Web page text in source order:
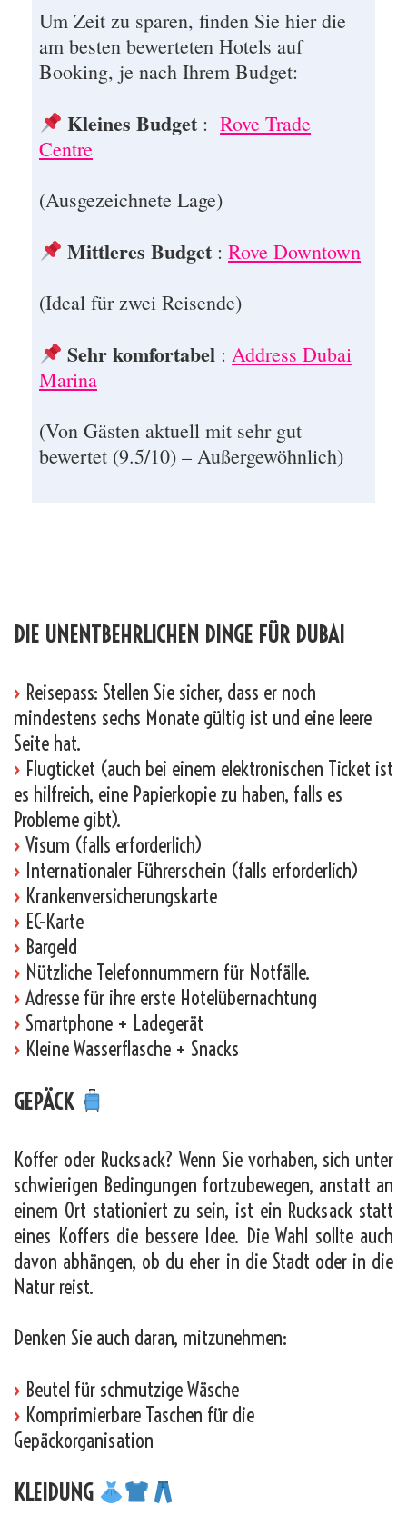
Um Zeit zu sparen, finden Sie hier die
am besten bewerteten Hotels auf
Booking, je nach Ihrem Budget:
Kleines Budget :Rove Trade
Centre
(Ausgezeichnete Lage)
Mittleres Budget :Rove Downtown
(Ideal für zwei Reisende)
Sehr komfortabel :Address Dubai
Marina
(Von Gästen aktuell mit sehr gut
bewertet (9.5/10) – Außergewöhnlich)
DIE UNENTBEHRLICHEN DINGE FÜR DUBAI
› Reisepass: Stellen Sie sicher, dass er noch
mindestens sechs Monate gültig ist und eine leere
Seite hat.
› Flugticket (auch bei einem elektronischen Ticket ist
es hilfreich, eine Papierkopie zu haben, falls es
Probleme gibt).
› Visum (falls erforderlich)
› Internationaler Führerschein (falls erforderlich)
› Krankenversicherungskarte
› EC-Karte
› Bargeld
› Nützliche Telefonnummern für Notfälle.
› Adresse für ihre erste Hotelübernachtung
› Smartphone + Ladegerät
› Kleine Wasserflasche + Snacks
GEPÄCK
Koffer oder Rucksack? Wenn Sie vorhaben, sich unter
schwierigen Bedingungen fortzubewegen, anstatt an
einem Ort stationiert zu sein, ist ein Rucksack statt
eines Koffers die bessere Idee. Die Wahl sollte auch
davon abhängen, ob du eher in die Stadt oder in die
Natur reist.
Denken Sie auch daran, mitzunehmen:
› Beutel für schmutzige Wäsche
› Komprimierbare Taschen für die
Gepäckorganisation
KLEIDUNG